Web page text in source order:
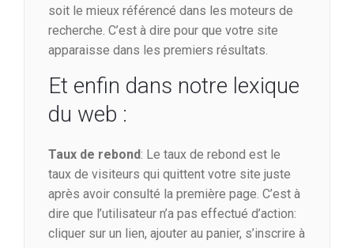
soit le mieux référencé dans les moteurs de
recherche. C’est à dire pour que votre site
apparaisse dans les premiers résultats.
Et enfin dans notre lexique
du web :
Taux de rebond: Le taux de rebond est le
taux de visiteurs qui quittent votre site juste
après avoir consulté la première page. C’est à
dire que l’utilisateur n’a pas effectué d’action:
cliquer sur un lien, ajouter au panier, s’inscrire à